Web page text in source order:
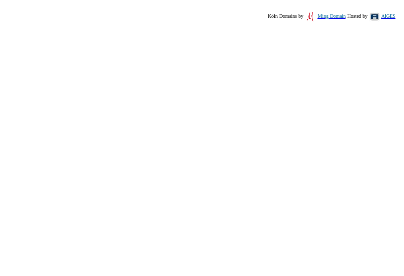
Köln Domains by Ming DomainHosted by AIGES